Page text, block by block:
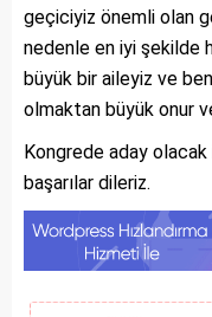
geçiciyiz önemli olan
nedenle en iyi şekilde
büyük bir aileyiz ve
olmaktan büyük onur
Kongrede aday
başarılar dileriz.